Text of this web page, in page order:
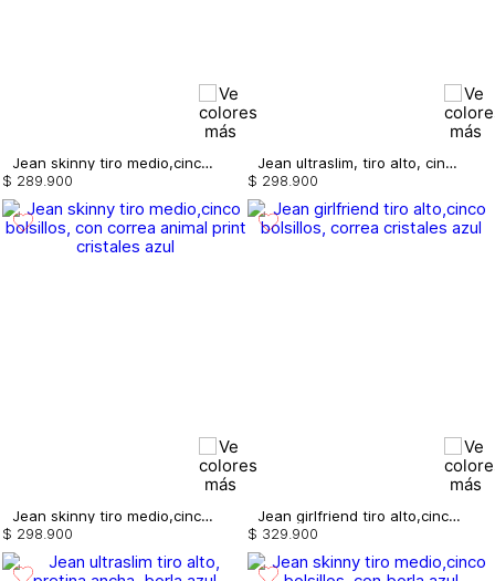
Jean skinny tiro medio,cinco bolsillos, ruedo rustico, borla
$ 289 900
Jean ultraslim, tiro alto, cinco bolsillos, correa
$ 298 900
Jean skinny tiro medio,cinco bolsillos, con correa animal print cristales
$ 298 900
Jean girlfriend tiro alto,cinco bolsillos, correa cristales
$ 329 900